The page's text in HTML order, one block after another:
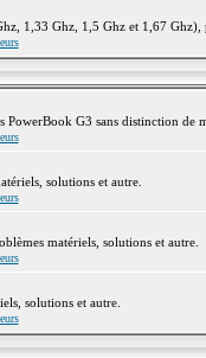
1,33 Ghz, 1,5 Ghz et 1,67 Ghz),
PowerBook G3 sans distinction de
solutions et autre.
matériels, solutions et autre.
solutions et autre.